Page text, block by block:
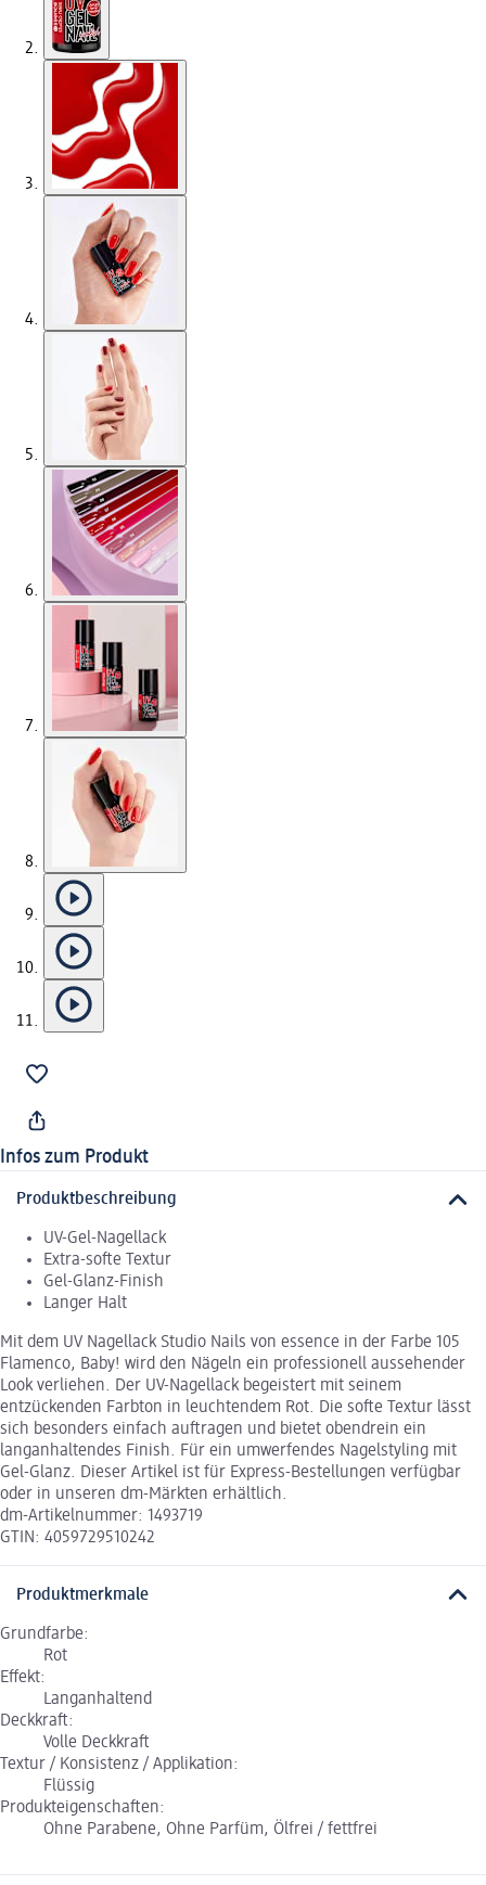
Infos zum Produkt
Produktbeschreibung
UV-Gel-Nagellack
Extra-softe Textur
Gel-Glanz-Finish
Langer Halt
Mit dem UV Nagellack Studio Nails von essence in der Farbe 105
Flamenco, Baby! wird den Nägeln ein professionell aussehender
Look verliehen. Der UV-Nagellack begeistert mit seinem
entzückenden Farbton in leuchtendem Rot. Die softe Textur lässt
sich besonders einfach auftragen und bietet obendrein ein
langanhaltendes Finish. Für ein umwerfendes Nagelstyling mit
Gel-Glanz. Dieser Artikel ist für Express-Bestellungen verfügbar
oder in unseren dm-Märkten erhältlich.
dm-Artikelnummer: 1493719
GTIN: 4059729510242
Produktmerkmale
Grundfarbe:
Rot
Effekt:
Langanhaltend
Deckkraft:
Volle Deckkraft
Textur / Konsistenz / Applikation:
Flüssig
Produkteigenschaften:
Ohne Parabene, Ohne Parfüm, Ölfrei / fettfrei